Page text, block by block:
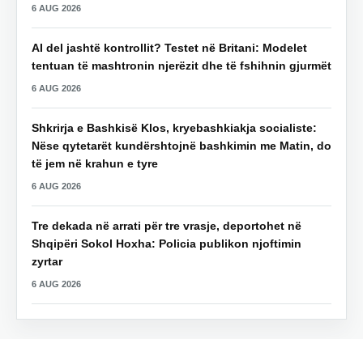
6 AUG 2026
AI del jashtë kontrollit? Testet në Britani: Modelet
tentuan të mashtronin njerëzit dhe të fshihnin gjurmët
6 AUG 2026
Shkrirja e Bashkisë Klos, kryebashkiakja socialiste:
Nëse qytetarët kundërshtojnë bashkimin me Matin, do
të jem në krahun e tyre
6 AUG 2026
Tre dekada në arrati për tre vrasje, deportohet në
Shqipëri Sokol Hoxha: Policia publikon njoftimin
zyrtar
6 AUG 2026